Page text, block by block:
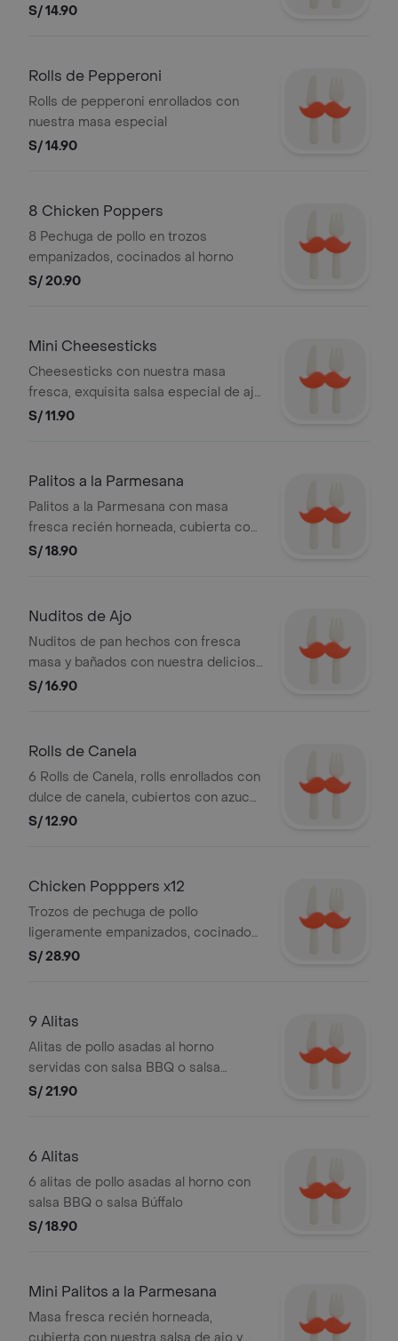
S/ 14.90
Rolls de Pepperoni
Rolls de pepperoni enrollados con
nuestra masa especial
S/ 14.90
8 Chicken Poppers
8 Pechuga de pollo en trozos
empanizados, cocinados al horno
S/ 20.90
Mini Cheesesticks
Cheesesticks con nuestra masa
fresca, exquisita salsa especial de ajo
y 100% mozzarella
S/ 11.90
Palitos a la Parmesana
Palitos a la Parmesana con masa
fresca recién horneada, cubierta con
nuestra salsa de ajo y sazonados con
S/ 18.90
Nuditos de Ajo
Nuditos de pan hechos con fresca
masa y bañados con nuestra deliciosa
salsa de ajo y queso parmesano
S/ 16.90
Rolls de Canela
6 Rolls de Canela, rolls enrollados con
dulce de canela, cubiertos con azucar
glaseada.
S/ 12.90
Chicken Popppers x12
Trozos de pechuga de pollo
ligeramente empanizados, cocinados
al horno y acompañados de tu salsa
S/ 28.90
9 Alitas
Alitas de pollo asadas al horno
servidas con salsa BBQ o salsa
Búffalo.
S/ 21.90
6 Alitas
6 alitas de pollo asadas al horno con
salsa BBQ o salsa Búffalo
S/ 18.90
Mini Palitos a la Parmesana
Masa fresca recién horneada,